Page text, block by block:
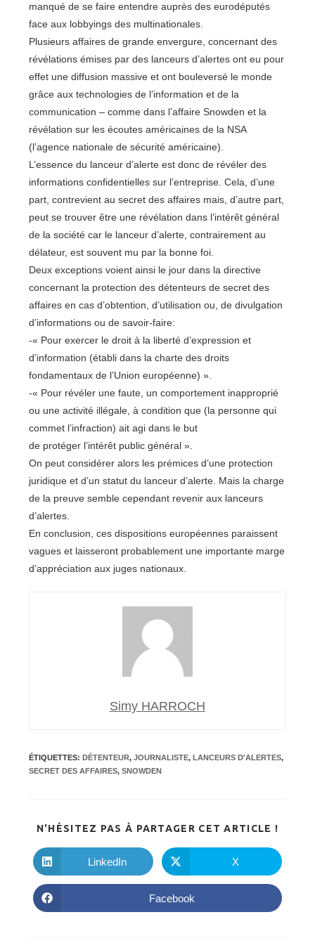
manqué de se faire entendre auprès des eurodéputés
face aux lobbyings des multinationales.
Plusieurs affaires de grande envergure, concernant des
révélations émises par des lanceurs d’alertes ont eu pour
effet une diffusion massive et ont bouleversé le monde
grâce aux technologies de l’information et de la
communication – comme dans l’affaire Snowden et la
révélation sur les écoutes américaines de la NSA
(l’agence nationale de sécurité américaine).
L’essence du lanceur d’alerte est donc de révéler des
informations confidentielles sur l’entreprise. Cela, d’une
part, contrevient au secret des affaires mais, d’autre part,
peut se trouver être une révélation dans l’intérêt général
de la société car le lanceur d’alerte, contrairement au
délateur, est souvent mu par la bonne foi.
Deux exceptions voient ainsi le jour dans la directive
concernant la protection des détenteurs de secret des
affaires en cas d’obtention, d’utilisation ou, de divulgation
d’informations ou de savoir-faire:
-« Pour exercer le droit à la liberté d’expression et
d’information (établi dans la charte des droits
fondamentaux de l’Union européenne) ».
-« Pour révéler une faute, un comportement inapproprié
ou une activité illégale, à condition que (la personne qui
commet l’infraction) ait agi dans le but
de protéger l’intérêt public général ».
On peut considérer alors les prémices d’une protection
juridique et d’un statut du lanceur d’alerte. Mais la charge
de la preuve semble cependant revenir aux lanceurs
d’alertes.
En conclusion, ces dispositions européennes paraissent
vagues et laisseront probablement une importante marge
d’appréciation aux juges nationaux.
Simy HARROCH
ÉTIQUETTES: DÉTENTEUR, JOURNALISTE, LANCEURS D'ALERTES,
SECRET DES AFFAIRES, SNOWDEN
N'HÉSITEZ PAS À PARTAGER CET ARTICLE !
Ouvrir
dans
une
LinkedIn
Ouvrir
dans
une
X
Ouvrir
dans
Facebook